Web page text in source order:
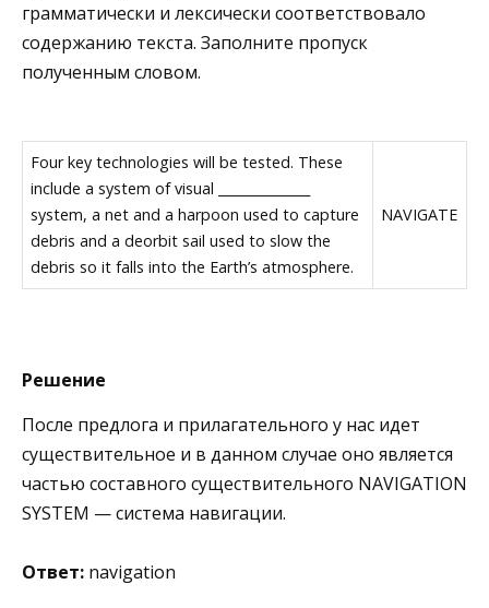
грамматически и лексически соответствовало
содержанию текста. Заполните пропуск
полученным словом.
Four key technologies will be tested. These
include a system of visual ______________
system, a net and a harpoon used to capture
debris and a deorbit sail used to slow the
debris so it falls into the Earth’s atmosphere.
NAVIGATE
Решение
После предлога и прилагательного у нас идет
существительное и в данном случае оно является
частью составного существительного NAVIGATION
SYSTEM — система навигации.
Ответ: navigation